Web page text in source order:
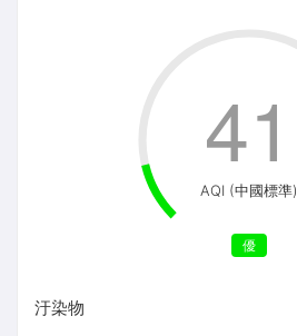
AQI (中國標準)
優
41
汙染物